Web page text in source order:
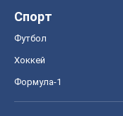
Спорт
Футбол
Хоккей
Формула-1